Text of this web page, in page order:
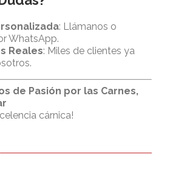
: Llámanos o
WhatsApp.
Reales: Miles de clientes ya
de Pasión por las Carnes,
cárnica!